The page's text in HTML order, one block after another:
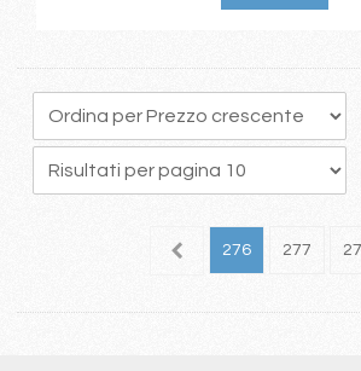
275 276 277